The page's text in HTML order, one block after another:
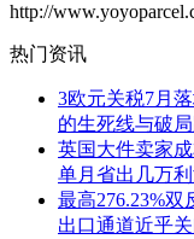
http://
热门资讯
3欧元关税7月
的生死线与破
英国大件卖家
单月省出几万
最高276.23%
出口通道近乎